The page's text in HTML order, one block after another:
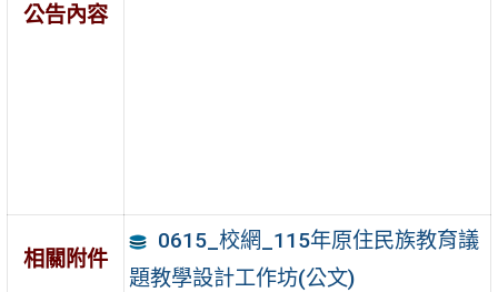
公告內容
相關附件
0615_校網_115年原住民族教育議
題教學設計工作坊(公文)